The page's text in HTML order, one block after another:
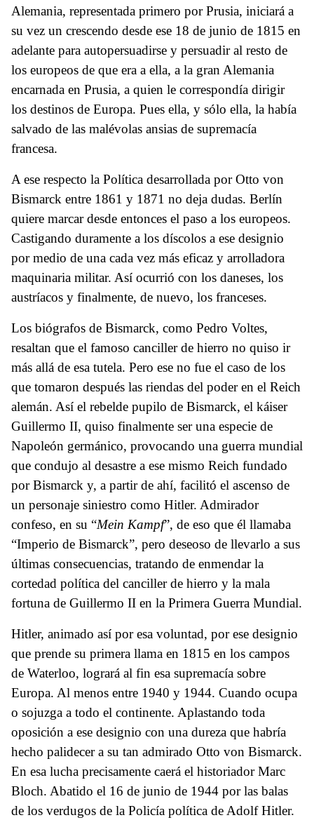
Alemania, representada primero por Prusia, iniciará a
su vez un crescendo desde ese 18 de junio de 1815 en
adelante para autopersuadirse y persuadir al resto de
los europeos de que era a ella, a la gran Alemania
encarnada en Prusia, a quien le correspondía dirigir
los destinos de Europa. Pues ella, y sólo ella, la había
salvado de las malévolas ansias de supremacía
francesa.
A ese respecto la Política desarrollada por Otto von
Bismarck entre 1861 y 1871 no deja dudas. Berlín
quiere marcar desde entonces el paso a los europeos.
Castigando duramente a los díscolos a ese designio
por medio de una cada vez más eficaz y arrolladora
maquinaria militar. Así ocurrió con los daneses, los
austríacos y finalmente, de nuevo, los franceses.
Los biógrafos de Bismarck, como Pedro Voltes,
resaltan que el famoso canciller de hierro no quiso ir
más allá de esa tutela. Pero ese no fue el caso de los
que tomaron después las riendas del poder en el Reich
alemán. Así el rebelde pupilo de Bismarck, el káiser
Guillermo II, quiso finalmente ser una especie de
Napoleón germánico, provocando una guerra mundial
que condujo al desastre a ese mismo Reich fundado
por Bismarck y, a partir de ahí, facilitó el ascenso de
un personaje siniestro como Hitler. Admirador
confeso, en su “Mein Kampf”, de eso que él llamaba
“Imperio de Bismarck”, pero deseoso de llevarlo a sus
últimas consecuencias, tratando de enmendar la
cortedad política del canciller de hierro y la mala
fortuna de Guillermo II en la Primera Guerra Mundial.
Hitler, animado así por esa voluntad, por ese designio
que prende su primera llama en 1815 en los campos
de Waterloo, logrará al fin esa supremacía sobre
Europa. Al menos entre 1940 y 1944. Cuando ocupa
o sojuzga a todo el continente. Aplastando toda
oposición a ese designio con una dureza que habría
hecho palidecer a su tan admirado Otto von Bismarck.
En esa lucha precisamente caerá el historiador Marc
Bloch. Abatido el 16 de junio de 1944 por las balas
de los verdugos de la Policía política de Adolf Hitler.